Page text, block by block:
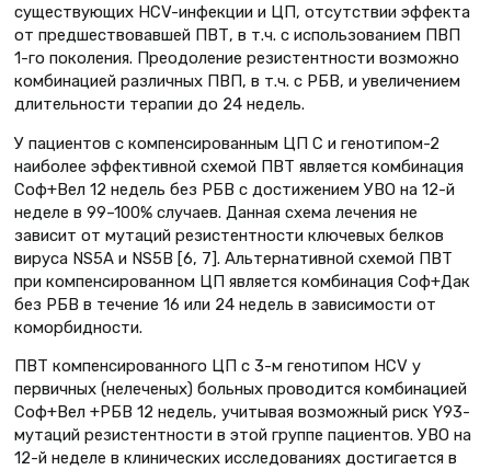
существующих HCV-инфекции и ЦП, отсутствии эффекта
от предшествовавшей ПВТ, в т.ч. с использованием ПВП
1-го поколения. Преодоление резистентности возможно
комбинацией различных ПВП, в т.ч. с РБВ, и увеличением
длительности терапии до 24 недель.
У пациентов с компенсированным ЦП С и генотипом-2
наиболее эффективной схемой ПВТ является комбинация
Соф+Вел 12 недель без РБВ с достижением УВО на 12-й
неделе в 99–100% случаев. Данная схема лечения не
зависит от мутаций резистентности ключевых белков
вируса NS5A и NS5B [6, 7]. Альтернативной схемой ПВТ
при компенсированном ЦП является комбинация Соф+Дак
без РБВ в течение 16 или 24 недель в зависимости от
коморбидности.
ПВТ компенсированного ЦП с 3-м генотипом HCV у
первичных (нелеченых) больных проводится комбинацией
Соф+Вел +PБВ 12 недель, учитывая возможный риск Y93-
мутаций резистентности в этой группе пациентов. УВО на
12-й неделе в клинических исследованиях достигается в